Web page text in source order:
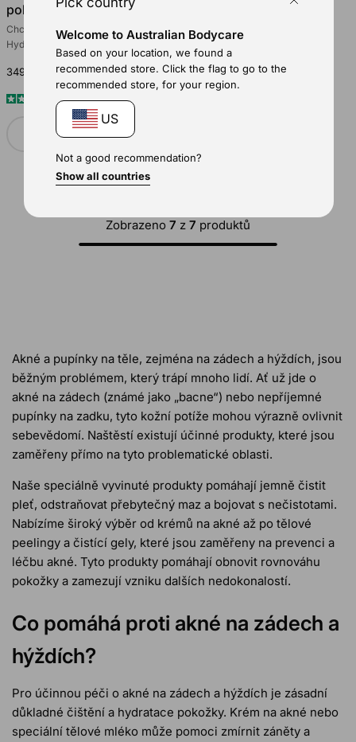
pokožku a svědění
Chcete se zbavit suché pokožky?
Hydratační tělo...
349 Kč
Hodnoceno
hvězdiček
119Recenze
Do košíku
Zobrazeno 7 z 7 produktů
Akné a pupínky na těle, zejména na zádech a hýždích, jsou
běžným problémem, který trápí mnoho lidí. Ať už jde o
akné na zádech (známé jako „bacne“) nebo nepříjemné
pupínky na zadku, tyto kožní potíže mohou výrazně ovlivnit
sebevědomí. Naštěstí existují účinné produkty, které jsou
zaměřeny přímo na tyto problematické oblasti.
Naše speciálně vyvinuté produkty pomáhají jemně čistit
pleť, odstraňovat přebytečný maz a bojovat s nečistotami.
Nabízíme široký výběr od krémů na akné až po tělové
peelingy a čistící gely, které jsou zaměřeny na prevenci a
léčbu akné. Tyto produkty pomáhají obnovit rovnováhu
pokožky a zamezují vzniku dalších nedokonalostí.
Co pomáhá proti akné na zádech a
hýždích?
Pro účinnou péči o akné na zádech a hýždích je zásadní
důkladné čištění a hydratace pokožky. Krém na akné nebo
speciální tělové mléko může pomoci zmírnit záněty a
Welcome to Australian Bodycare
Based on your location, we found a
recommended store. Click the flag to go to the
recommended store, for your region.
US
Not a good recommendation?
Show all countries